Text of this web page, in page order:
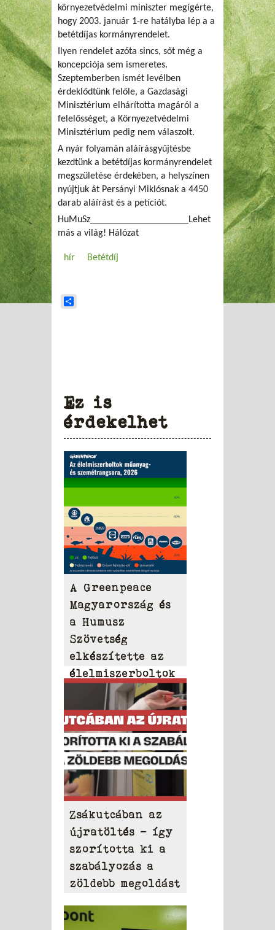
környezetvédelmi miniszter megígérte,
hogy 2003. január 1-re hatályba lép a a
betétdíjas kormányrendelet.
Ilyen rendelet azóta sincs, sőt még a
koncepciója sem ismeretes.
Szeptemberben ismét levélben
érdeklődtünk felőle, a Gazdasági
Minisztérium elhárította magáról a
felelősséget, a Környezetvédelmi
Minisztérium pedig nem válaszolt.
A nyár folyamán aláírásgyűjtésbe
kezdtünk a betétdíjas kormányrendelet
megszületése érdekében, a helyszínen
nyújtjuk át Persányi Miklósnak a 4450
darab aláírást és a petíciót.
HuMuSz____________________Lehet
más a világ! Hálózat
hír Betétdíj
Ez is
érdekelhet
A Greenpeace
Magyarország és
a Humusz
Szövetség
elkészítette az
élelmiszerboltok
2026-os műanyag-
és
szemétrangsorát
Zsákutcában az
újratöltés – így
szorította ki a
szabályozás a
zöldebb megoldást